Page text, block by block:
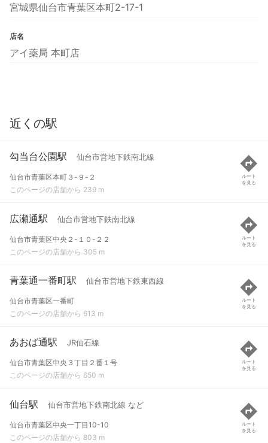
宮城県仙台市青葉区本町2-17-1
店名
アイ薬局 本町店
近くの駅
勾当台公園駅 仙台市営地下鉄南北線
仙台市青葉区本町３-９-２
このページの店舗から 239 m
ルート
を見る
広瀬通駅 仙台市営地下鉄南北線
仙台市青葉区中央２-１０-２２
このページの店舗から 305 m
ルート
を見る
青葉通一番町駅 仙台市営地下鉄東西線
仙台市青葉区一番町
このページの店舗から 613 m
ルート
を見る
あおば通駅 JR仙石線
仙台市青葉区中央３丁目２番１号
このページの店舗から 650 m
ルート
を見る
仙台駅 仙台市営地下鉄南北線 など
仙台市青葉区中央一丁目10-10
このページの店舗から 803 m
ルート
を見る